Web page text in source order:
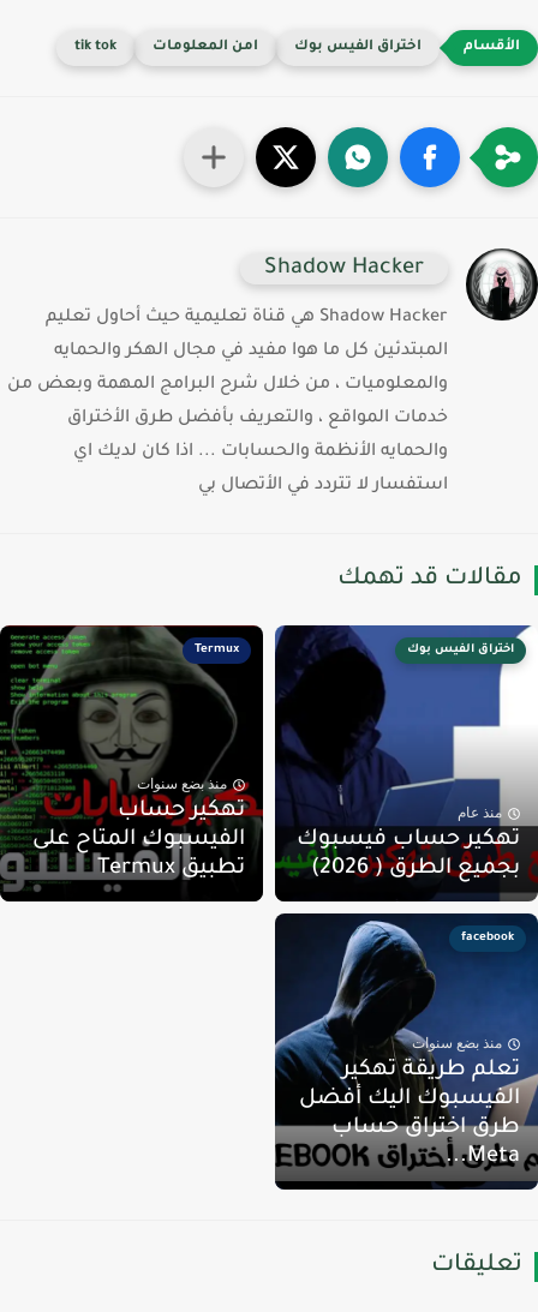
اختراق الفيس بوك امن المعلومات tik tok
Shadow Hacker
Shadow Hacker هي قناة تعليمية حيث أحاول تعليم
المبتدئين كل ما هوا مفيد في مجال الهكر والحمايه
والمعلوميات ، من خلال شرح البرامج المهمة وبعض من
خدمات المواقع ، والتعريف بأفضل طرق الأختراق
والحمايه الأنظمة والحسابات ... اذا كان لديك اي
استفسار لا تتردد في الأتصال بي
قد تهمك
اختراق الفيس بوك
منذ عام
حساب فيسبوك
الطرق ( 2026)
Termux
منذ بضع سنوات
تهكير حساب
الفيسبوك المتاح على
تطبيق Termux
facebook
منذ بضع سنوات
طريقة تهكير
اليك أفضل
اختراق حساب